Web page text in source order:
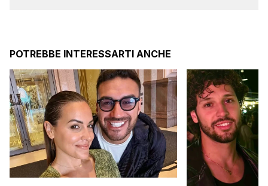
POTREBBE INTERESSARTI ANCHE